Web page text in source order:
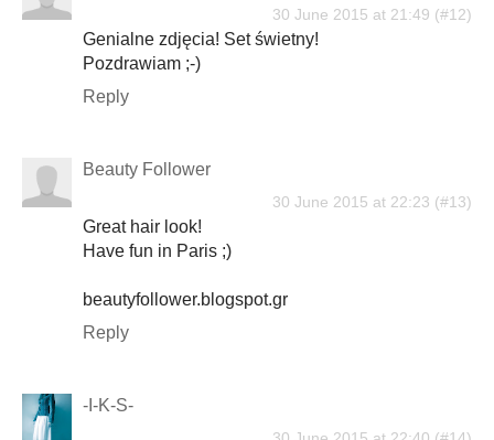
30 June 2015 at 21:49
Genialne zdjęcia! Set świetny!
Pozdrawiam ;-)
Reply
Beauty Follower
30 June 2015 at 22:23
Great hair look!
Have fun in Paris ;)
beautyfollower.blogspot.gr
Reply
-I-K-S-